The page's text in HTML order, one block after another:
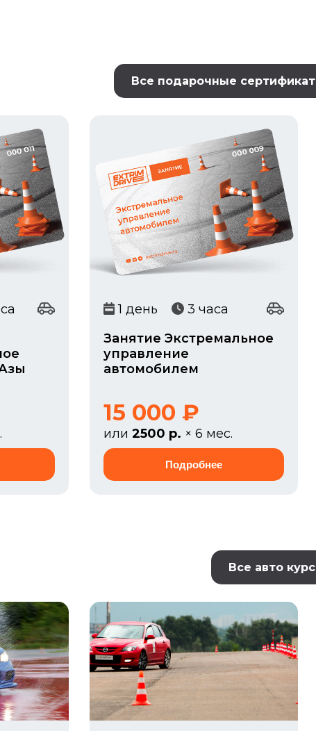
Все подарочные
1 день
3 часа
Занятие Экстремальное
управление
автомобилем
15 000 ₽
или 2500 р. × 6 мес.
Все авто